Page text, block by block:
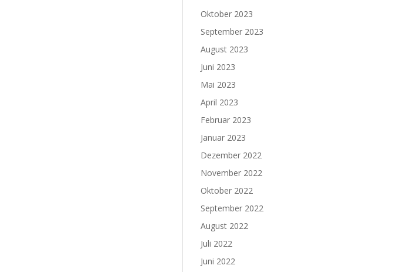
Oktober 2023
September 2023
August 2023
Juni 2023
Mai 2023
April 2023
Februar 2023
Januar 2023
Dezember 2022
November 2022
Oktober 2022
September 2022
August 2022
Juli 2022
Juni 2022